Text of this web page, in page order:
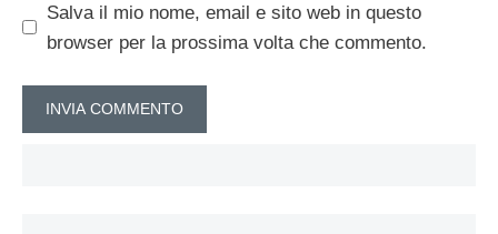
Salva il mio nome, email e sito web in questo
browser per la prossima volta che commento.